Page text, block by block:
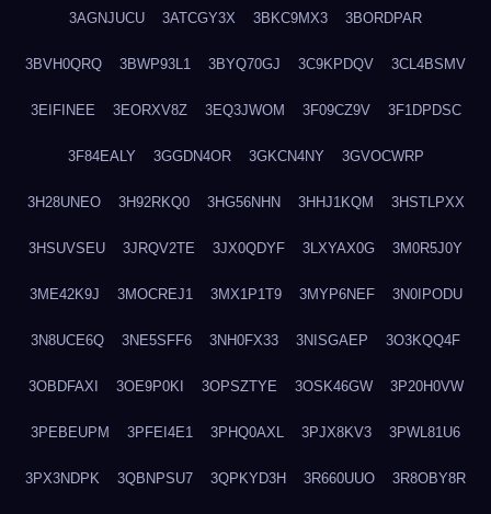
3AGNJUCU 3ATCGY3X 3BKC9MX3 3BORDPAR
3BVH0QRQ 3BWP93L1 3BYQ70GJ 3C9KPDQV 3CL4BSMV
3EIFINEE 3EORXV8Z 3EQ3JWOM 3F09CZ9V 3F1DPDSC
3F84EALY 3GGDN4OR 3GKCN4NY 3GVOCWRP
3H28UNEO 3H92RKQ0 3HG56NHN 3HHJ1KQM 3HSTLPXX
3HSUVSEU 3JRQV2TE 3JX0QDYF 3LXYAX0G 3M0R5J0Y
3ME42K9J 3MOCREJ1 3MX1P1T9 3MYP6NEF 3N0IPODU
3N8UCE6Q 3NE5SFF6 3NH0FX33 3NISGAEP 3O3KQQ4F
3OBDFAXI 3OE9P0KI 3OPSZTYE 3OSK46GW 3P20H0VW
3PEBEUPM 3PFEI4E1 3PHQ0AXL 3PJX8KV3 3PWL81U6
3PX3NDPK 3QBNPSU7 3QPKYD3H 3R660UUO 3R8OBY8R